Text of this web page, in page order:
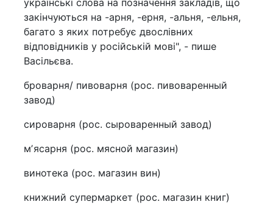
закінчуються на -арня, -ерня, -альня, -ельня,
багато з яких потребує двослівних
відповідників у російській мові", - пише
Васільєва.
броварня/ пивоварня (рос. пивоваренный
завод)
сироварня (рос. сыроваренный завод)
мʼясарня (рос. мясной магазин)
винотека (рос. магазин вин)
книжний супермаркет (рос. магазин книг)